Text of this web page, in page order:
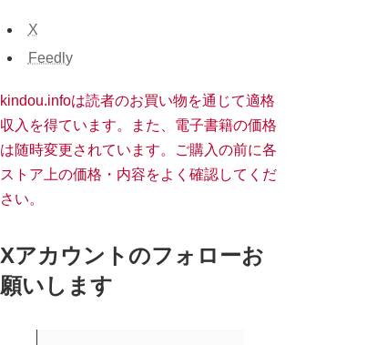
X
Feedly
kindou.infoは読者のお買い物を通じて適格
収入を得ています。また、電子書籍の価格
は随時変更されています。ご購入の前に各
ストア上の価格・内容をよく確認してくだ
さい。
Xアカウントのフォローお
願いします